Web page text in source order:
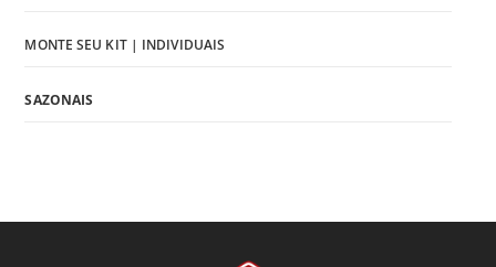
MONTE SEU KIT | INDIVIDUAIS
SAZONAIS